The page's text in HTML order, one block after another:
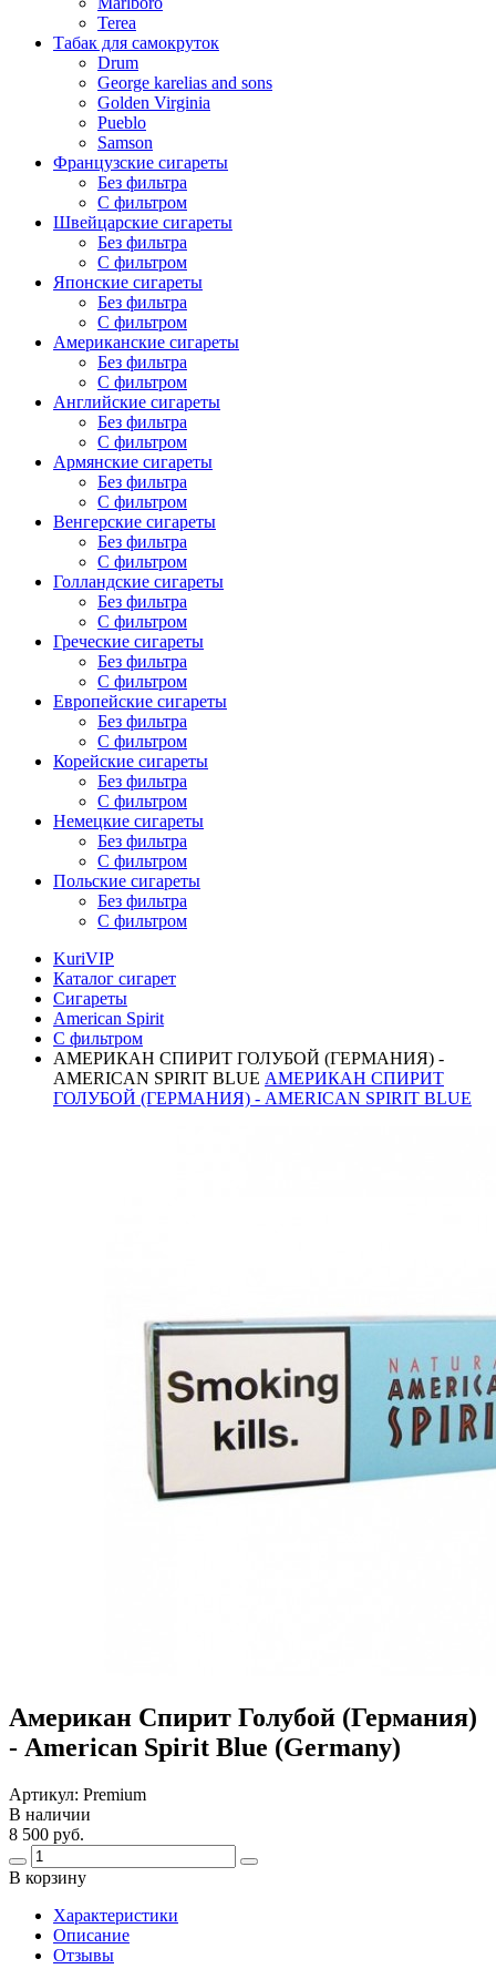
Terea
Табак для самокруток
Drum
George karelias and sons
Golden Virginia
Pueblo
Samson
Французские сигареты
Без фильтра
С фильтром
Швейцарские сигареты
Без фильтра
С фильтром
Японские сигареты
Без фильтра
С фильтром
Американские сигареты
Без фильтра
С фильтром
Английские сигареты
Без фильтра
С фильтром
Армянские сигареты
Без фильтра
С фильтром
Венгерские сигареты
Без фильтра
С фильтром
Голландские сигареты
Без фильтра
С фильтром
Греческие сигареты
Без фильтра
С фильтром
Европейские сигареты
Без фильтра
С фильтром
Корейские сигареты
Без фильтра
С фильтром
Немецкие сигареты
Без фильтра
С фильтром
Польские сигареты
Без фильтра
С фильтром
KuriVIP
Каталог сигарет
Сигареты
American Spirit
С фильтром
АМЕРИКАН СПИРИТ ГОЛУБОЙ (ГЕРМАНИЯ) -
AMERICAN SPIRIT BLUE АМЕРИКАН СПИРИТ
ГОЛУБОЙ (ГЕРМАНИЯ) - AMERICAN SPIRIT BLUE
Американ Спирит Голубой (Германия)
- American Spirit Blue (Germany)
Артикул: Premium
В наличии
8 500 руб.
В корзину
Харaктеристики
Описание
Отзывы